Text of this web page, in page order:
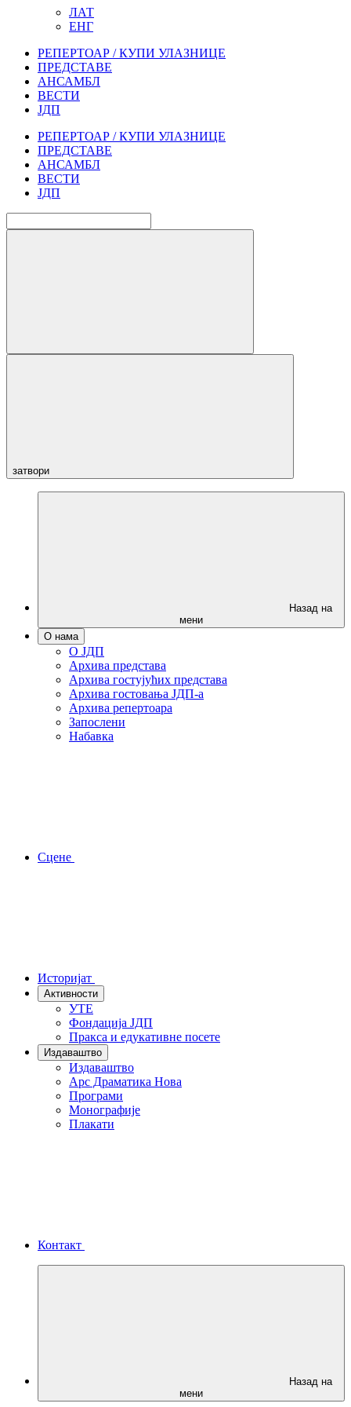
ЛАТ
ЕНГ
РЕПЕРТОАР / КУПИ УЛАЗНИЦЕ
ПРЕДСТАВЕ
АНСАМБЛ
ВЕСТИ
ЈДП
РЕПЕРТОАР / КУПИ УЛАЗНИЦЕ
ПРЕДСТАВЕ
АНСАМБЛ
ВЕСТИ
ЈДП
затвори
Назад на
мени
О нама
О ЈДП
Архива представа
Архива гостујућих представа
Архива гостовања ЈДП-а
Архива репертоара
Запослени
Набавка
Сцене
Историјат
Активности
УТЕ
Фондација ЈДП
Пракса и едукативне посете
Издаваштво
Издаваштво
Арс Драматика Нова
Програми
Монографије
Плакати
Контакт
Назад на
мени